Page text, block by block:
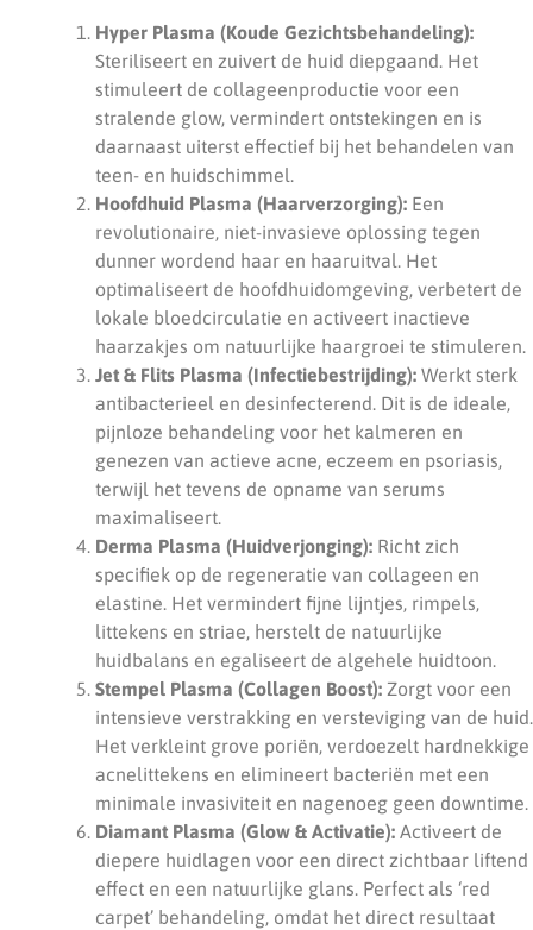
Hyper Plasma (Koude Gezichtsbehandeling):
Steriliseert en zuivert de huid diepgaand. Het
stimuleert de collageenproductie voor een
stralende glow, vermindert ontstekingen en is
daarnaast uiterst effectief bij het behandelen van
teen- en huidschimmel.
Hoofdhuid Plasma (Haarverzorging): Een
revolutionaire, niet-invasieve oplossing tegen
dunner wordend haar en haaruitval. Het
optimaliseert de hoofdhuidomgeving, verbetert de
lokale bloedcirculatie en activeert inactieve
haarzakjes om natuurlijke haargroei te stimuleren.
Jet & Flits Plasma (Infectiebestrijding): Werkt sterk
antibacterieel en desinfecterend. Dit is de ideale,
pijnloze behandeling voor het kalmeren en
genezen van actieve acne, eczeem en psoriasis,
terwijl het tevens de opname van serums
maximaliseert.
Derma Plasma (Huidverjonging): Richt zich
specifiek op de regeneratie van collageen en
elastine. Het vermindert fijne lijntjes, rimpels,
littekens en striae, herstelt de natuurlijke
huidbalans en egaliseert de algehele huidtoon.
Stempel Plasma (Collagen Boost): Zorgt voor een
intensieve verstrakking en versteviging van de huid.
Het verkleint grove poriën, verdoezelt hardnekkige
acnelittekens en elimineert bacteriën met een
minimale invasiviteit en nagenoeg geen downtime.
Diamant Plasma (Glow & Activatie): Activeert de
diepere huidlagen voor een direct zichtbaar liftend
effect en een natuurlijke glans. Perfect als ‘red
carpet’ behandeling, omdat het direct resultaat